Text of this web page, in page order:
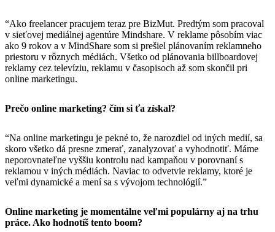
“Ako freelancer pracujem teraz pre BizMut. Predtým som pracoval
v sieťovej mediálnej agentúre Mindshare. V reklame pôsobím viac
ako 9 rokov a v MindShare som si prešiel plánovaním reklamneho
priestoru v rôznych médiách. Všetko od plánovania billboardovej
reklamy cez televíziu, reklamu v časopisoch až som skončil pri
online marketingu.
Prečo online marketing? čím si ťa získal?
“Na online marketingu je pekné to, že narozdiel od iných medií, sa
skoro všetko dá presne zmerať, zanalyzovať a vyhodnotiť. Máme
neporovnateľne vyššiu kontrolu nad kampaňou v porovnaní s
reklamou v iných médiách. Naviac to odvetvie reklamy, ktoré je
veľmi dynamické a mení sa s vývojom technológií.”
Online marketing je momentálne veľmi populárny aj na trhu
práce. Ako hodnotíš tento boom?